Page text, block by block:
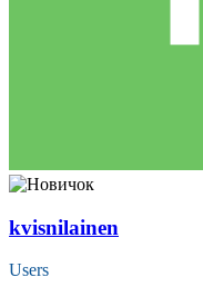
kvisnilainen
Users